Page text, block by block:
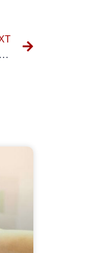
Die rechtlichen Konsequenzen des Überspringens der UVV-Prüfung für Baumaschinen